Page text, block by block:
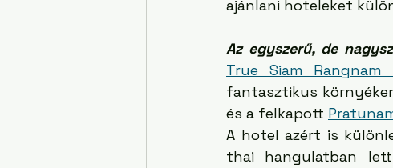
ajánlani hoteleket
Az egyszerű, de
True Siam Rangnam
fantasztikus
és a felkapott
A hotel azért is
thai hangulatban lett